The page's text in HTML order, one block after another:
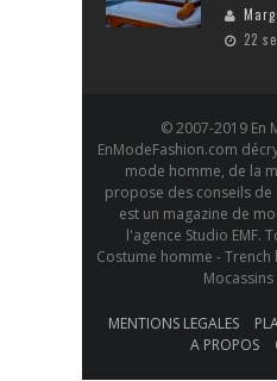
22
© 2007-2019 En
EnModeFashion.com
mode homme, de la
propose des conseils
est un magazine de
l'agence Studio EMF.
Costume homme -
MENTIONS LEGALES
A PROPOS